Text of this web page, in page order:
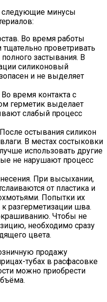
следующие минусы
Во время работы
проветривать
застывания. В
силиконовый
и не выделяет
время контакта с
герметик выделает
слабый процесс
остывания силикон
В местах состыковки
использовать другие
не нарушают процесс
При высыхании,
от пластика и
Попытки их
разгерметизации шва.
Чтобы не
необходимо сразу
цвета.
продажу
тубах в расфасовке
можно приобрести